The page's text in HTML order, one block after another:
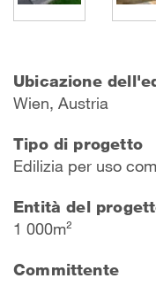
Ubicazione
Wien, Austria
Tipo di progetto
Edilizia per uso
Entità del
1 000m²
Committente